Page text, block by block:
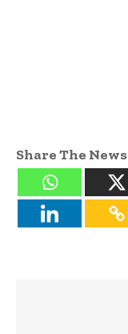
Share The News